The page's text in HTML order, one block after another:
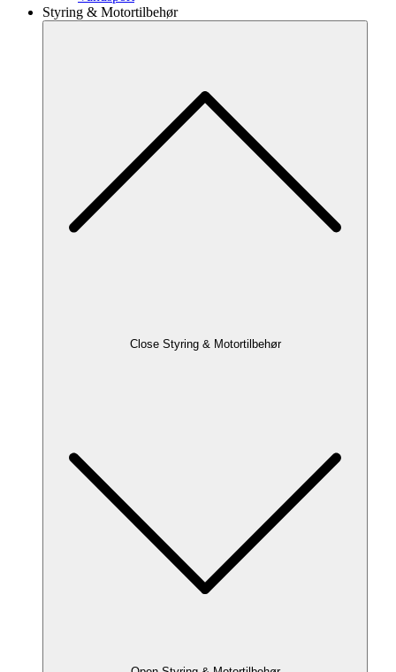
Styring & Motortilbehør
Close Styring & Motortilbehør